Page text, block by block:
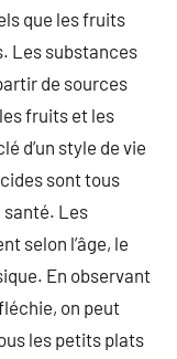
que les fruits
Les substances
de sources
fruits et les
d’un style de vie
sont tous
santé. Les
selon l’âge, le
En observant
on peut
les petits plats